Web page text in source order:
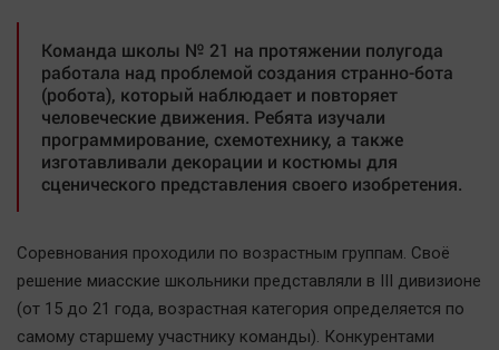
English version
Online-консультация
Актуальная тема
Афиша
Вкусное
Гороскоп
Команда школы № 21 на протяжении полугода
работала над проблемой создания странно-бота
(робота), который наблюдает и повторяет
человеческие движения. Ребята изучали
программирование, схемотехнику, а также
изготавливали декорации и костюмы для
сценического представления своего изобретения.
Соревнования проходили по возрастным группам. Своё
решение миасские школьники представляли в III дивизионе
(от 15 до 21 года, возрастная категория определяется по
самому старшему участнику команды). Конкурентами